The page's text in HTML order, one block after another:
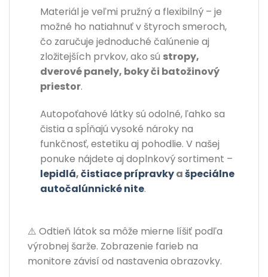
Materiál je veľmi pružný a flexibilný – je
možné ho natiahnuť v štyroch smeroch,
čo zaručuje jednoduché čalúnenie aj
zložitejších prvkov, ako sú stropy,
dverové panely, boky či batožinový
priestor.
Autopoťahové látky sú odolné, ľahko sa
čistia a spĺňajú vysoké nároky na
funkčnosť, estetiku aj pohodlie. V našej
ponuke nájdete aj doplnkový sortiment –
lepidlá,čistiace prípravkyašpeciálne
autočalúnnické nite.
⚠️ Odtieň látok sa môže mierne líšiť podľa
výrobnej šarže. Zobrazenie farieb na
monitore závisí od nastavenia obrazovky.